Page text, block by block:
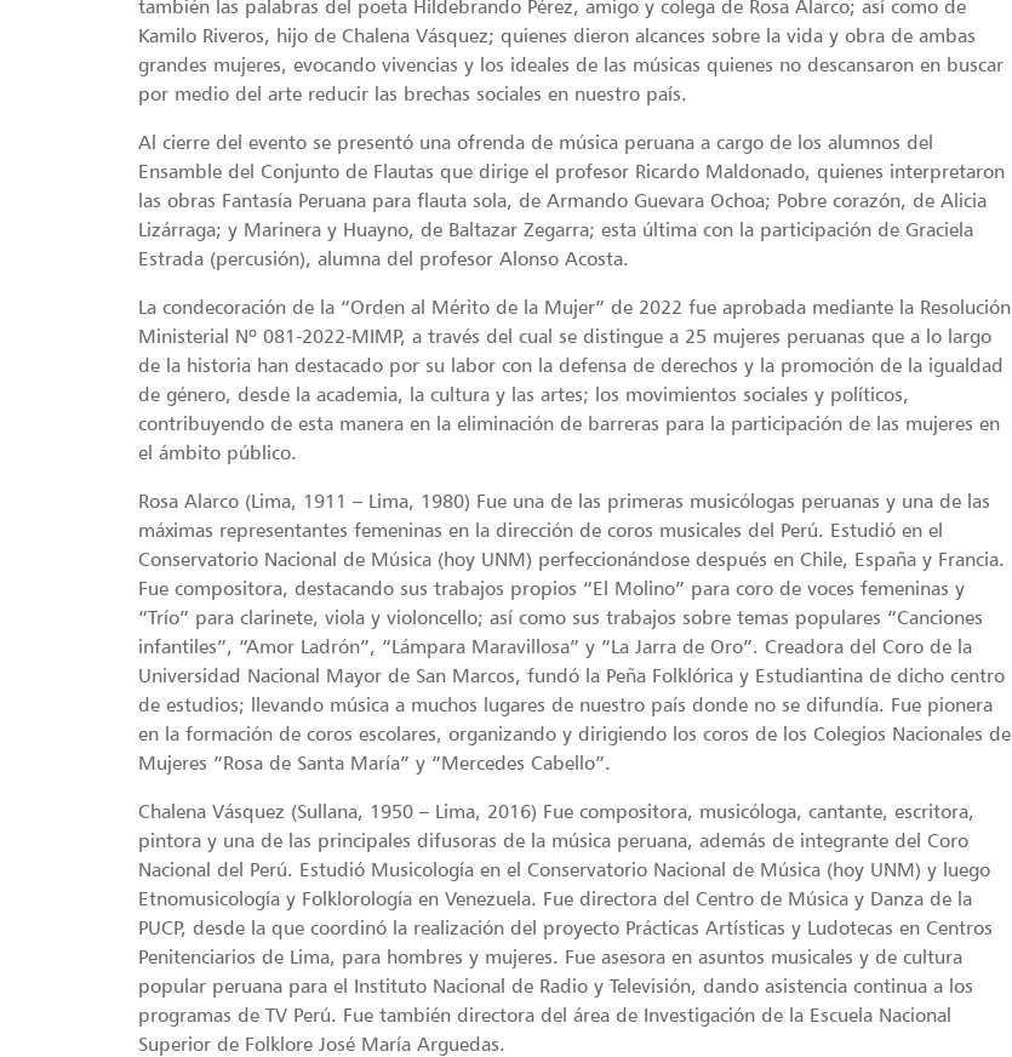
también las palabras del poeta Hildebrando Pérez, amigo y colega de Rosa Alarco; así como de
Kamilo Riveros, hijo de Chalena Vásquez; quienes dieron alcances sobre la vida y obra de ambas
grandes mujeres, evocando vivencias y los ideales de las músicas quienes no descansaron en buscar
por medio del arte reducir las brechas sociales en nuestro país.
Al cierre del evento se presentó una ofrenda de música peruana a cargo de los alumnos del
Ensamble del Conjunto de Flautas que dirige el profesor Ricardo Maldonado, quienes interpretaron
las obras Fantasía Peruana para flauta sola, de Armando Guevara Ochoa; Pobre corazón, de Alicia
Lizárraga; y Marinera y Huayno, de Baltazar Zegarra; esta última con la participación de Graciela
Estrada (percusión), alumna del profesor Alonso Acosta.
La condecoración de la “Orden al Mérito de la Mujer” de 2022 fue aprobada mediante la Resolución
Ministerial Nº 081-2022-MIMP, a través del cual se distingue a 25 mujeres peruanas que a lo largo
de la historia han destacado por su labor con la defensa de derechos y la promoción de la igualdad
de género, desde la academia, la cultura y las artes; los movimientos sociales y políticos,
contribuyendo de esta manera en la eliminación de barreras para la participación de las mujeres en
el ámbito público.
Rosa Alarco (Lima, 1911 – Lima, 1980) Fue una de las primeras musicólogas peruanas y una de las
máximas representantes femeninas en la dirección de coros musicales del Perú. Estudió en el
Conservatorio Nacional de Música (hoy UNM) perfeccionándose después en Chile, España y Francia.
Fue compositora, destacando sus trabajos propios “El Molino” para coro de voces femeninas y
“Trío” para clarinete, viola y violoncello; así como sus trabajos sobre temas populares “Canciones
infantiles”, “Amor Ladrón”, “Lámpara Maravillosa” y “La Jarra de Oro”. Creadora del Coro de la
Universidad Nacional Mayor de San Marcos, fundó la Peña Folklórica y Estudiantina de dicho centro
de estudios; llevando música a muchos lugares de nuestro país donde no se difundía. Fue pionera
en la formación de coros escolares, organizando y dirigiendo los coros de los Colegios Nacionales de
Mujeres “Rosa de Santa María” y “Mercedes Cabello”.
Chalena Vásquez (Sullana, 1950 – Lima, 2016) Fue compositora, musicóloga, cantante, escritora,
pintora y una de las principales difusoras de la música peruana, además de integrante del Coro
Nacional del Perú. Estudió Musicología en el Conservatorio Nacional de Música (hoy UNM) y luego
Etnomusicología y Folklorología en Venezuela. Fue directora del Centro de Música y Danza de la
PUCP, desde la que coordinó la realización del proyecto Prácticas Artísticas y Ludotecas en Centros
Penitenciarios de Lima, para hombres y mujeres. Fue asesora en asuntos musicales y de cultura
popular peruana para el Instituto Nacional de Radio y Televisión, dando asistencia continua a los
programas de TV Perú. Fue también directora del área de Investigación de la Escuela Nacional
Superior de Folklore José María Arguedas.